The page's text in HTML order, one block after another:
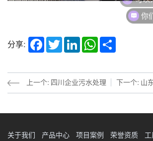
分享: Facebook
TwitterLinkedInWhatsApp
上一个: 四川企业污水处理
下一个: 山
关于我们 产品中心 项目案例 荣誉资质
你